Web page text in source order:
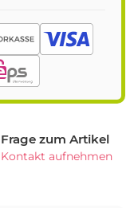
Frage zum Artikel
Kontakt aufnehmen